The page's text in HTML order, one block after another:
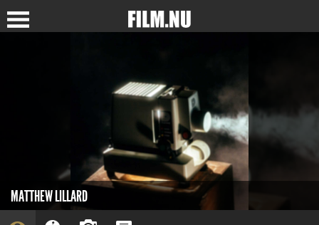
MATTHEW LILLARD